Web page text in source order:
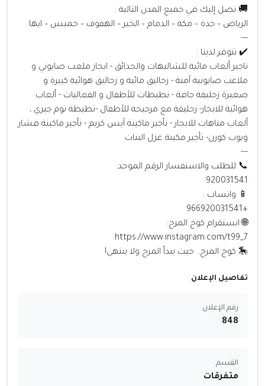
🚚 نصل إليك في جميع المدن التالية :
الرياض – جدة – مكة – الدمام – الخبر – الهفوف – خميس – ابها.
---
✔️ تتوفر لدينا :
تاجير ألعاب مائية للشاليهات والحدائق - ايجار ملعب صابوني و
ملاعب صابونية آمنة - زحاليق مائية و زحاليق هوائية كبيرة و
صغيرة زحليقة جافة - نطيطات للأطفال و الفعاليات - ألعاب
هوائية للايجار- زحليقة مع مرجيحة للأطفال -نطيطة توم جيري ،
ألعاب متاهات للايجار - تأجير ماكينة آيس كريم - تأجير ماكينة فشار
وبوب كورن- تأجير مكينة غزل البنات.
---
📞 للطلب والاستفسار الرقم الموحد:
920031541
📱 واتساب :
+966920031541
🌐 انستقرام كوخ المرح:
https://www.instagram.com/t99_7
🎠 كوخ المرح.. حيث يبدأ المرح ولا ينتهي!
تفاصيل الإعلان
رقم الإعلان
848
القسم
متفرقات